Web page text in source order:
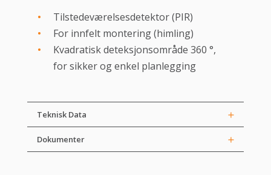
Tilstedeværelsesdetektor (PIR)
For innfelt montering (himling)
Kvadratisk deteksjonsområde 360 °,
for sikker og enkel planlegging
Teknisk Data
Dokumenter